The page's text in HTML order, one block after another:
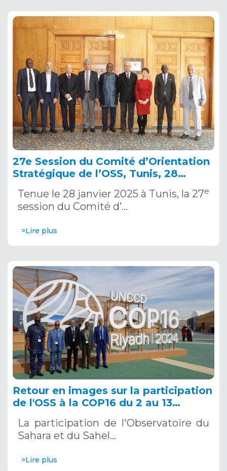
27e Session du Comité d’Orientation
Stratégique de l’OSS, Tunis, 28
Tenue le 28 janvier 2025 à Tunis, la 27e
session du Comité d’…
>Lire plus
Retour en images sur la participation
de l'OSS à la COP16 du 2 au 13
Saoudite
La participation de l'Observatoire du
Sahara et du Sahel…
>Lire plus